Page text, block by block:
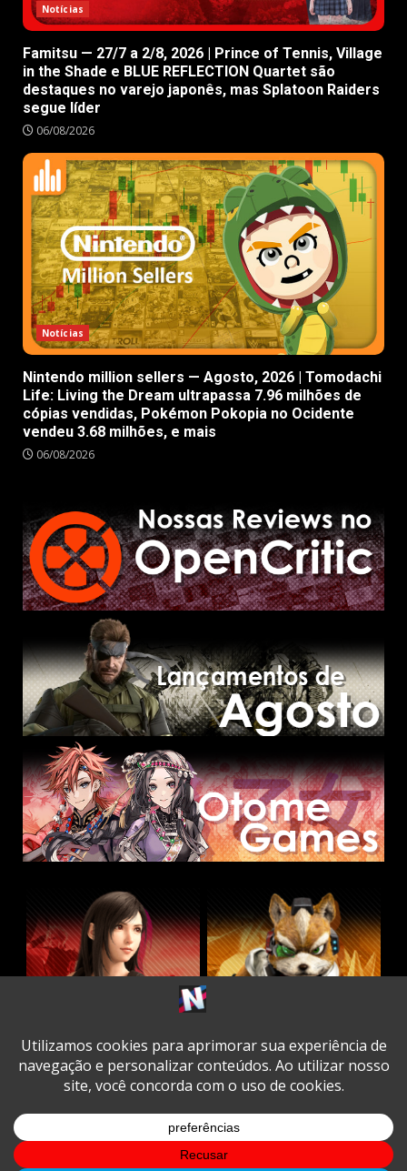
Notícias
Famitsu — 27/7 a 2/8, 2026 | Prince of Tennis, Village
in the Shade e BLUE REFLECTION Quartet são
destaques no varejo japonês, mas Splatoon Raiders
segue líder
06/08/2026
Notícias
Nintendo million sellers — Agosto, 2026 | Tomodachi
Life: Living the Dream ultrapassa 7.96 milhões de
cópias vendidas, Pokémon Pokopia no Ocidente
vendeu 3.68 milhões, e mais
06/08/2026
TwitterFacebook
Instagram
YoutubeSpotifyCookie
Policy
Copyright © All rights reserved.